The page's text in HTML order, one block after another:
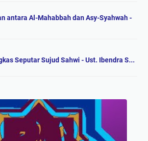
antara Al-Mahabbah dan Asy-Syahwah -
Seputar Sujud Sahwi - Ust. Ibendra S...